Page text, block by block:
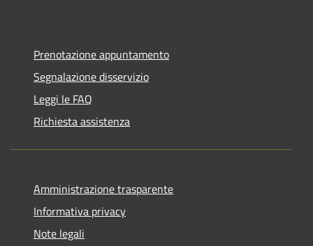
Prenotazione appuntamento
Segnalazione disservizio
Leggi le FAQ
Richiesta assistenza
Amministrazione trasparente
Informativa privacy
Note legali